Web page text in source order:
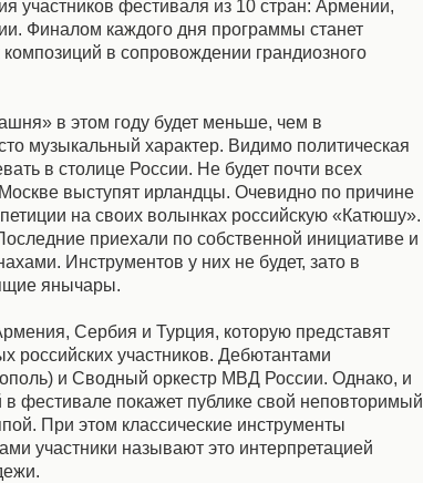
участников фестиваля из 10 стран: Армении,
Финалом каждого дня программы станет
в сопровождении грандиозного
в этом году будет меньше, чем в
музыкальный характер. Видимо политическая
в столице России. Не будет почти всех
выступят ирландцы. Очевидно по причине
на своих волынках российскую «Катюшу».
приехали по собственной инициативе и
Инструментов у них не будет, зато в
янычары.
Сербия и Турция, которую представят
российских участников. Дебютантами
и Сводный оркестр МВД России. Однако, и
фестивале покажет публике свой неповторимый
При этом классические инструменты
участники называют это интерпретацией